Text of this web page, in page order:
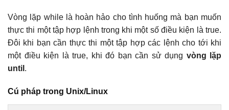
Vòng lặp while là hoàn hảo cho tình huống mà bạn muốn
thực thi một tập hợp lệnh trong khi một số điều kiện là true.
Đôi khi bạn cần thực thi một tập hợp các lệnh cho tới khi
một điều kiện là true, khi đó bạn cần sử dụng vòng lặp
until .
Cú pháp trong Unix/Linux